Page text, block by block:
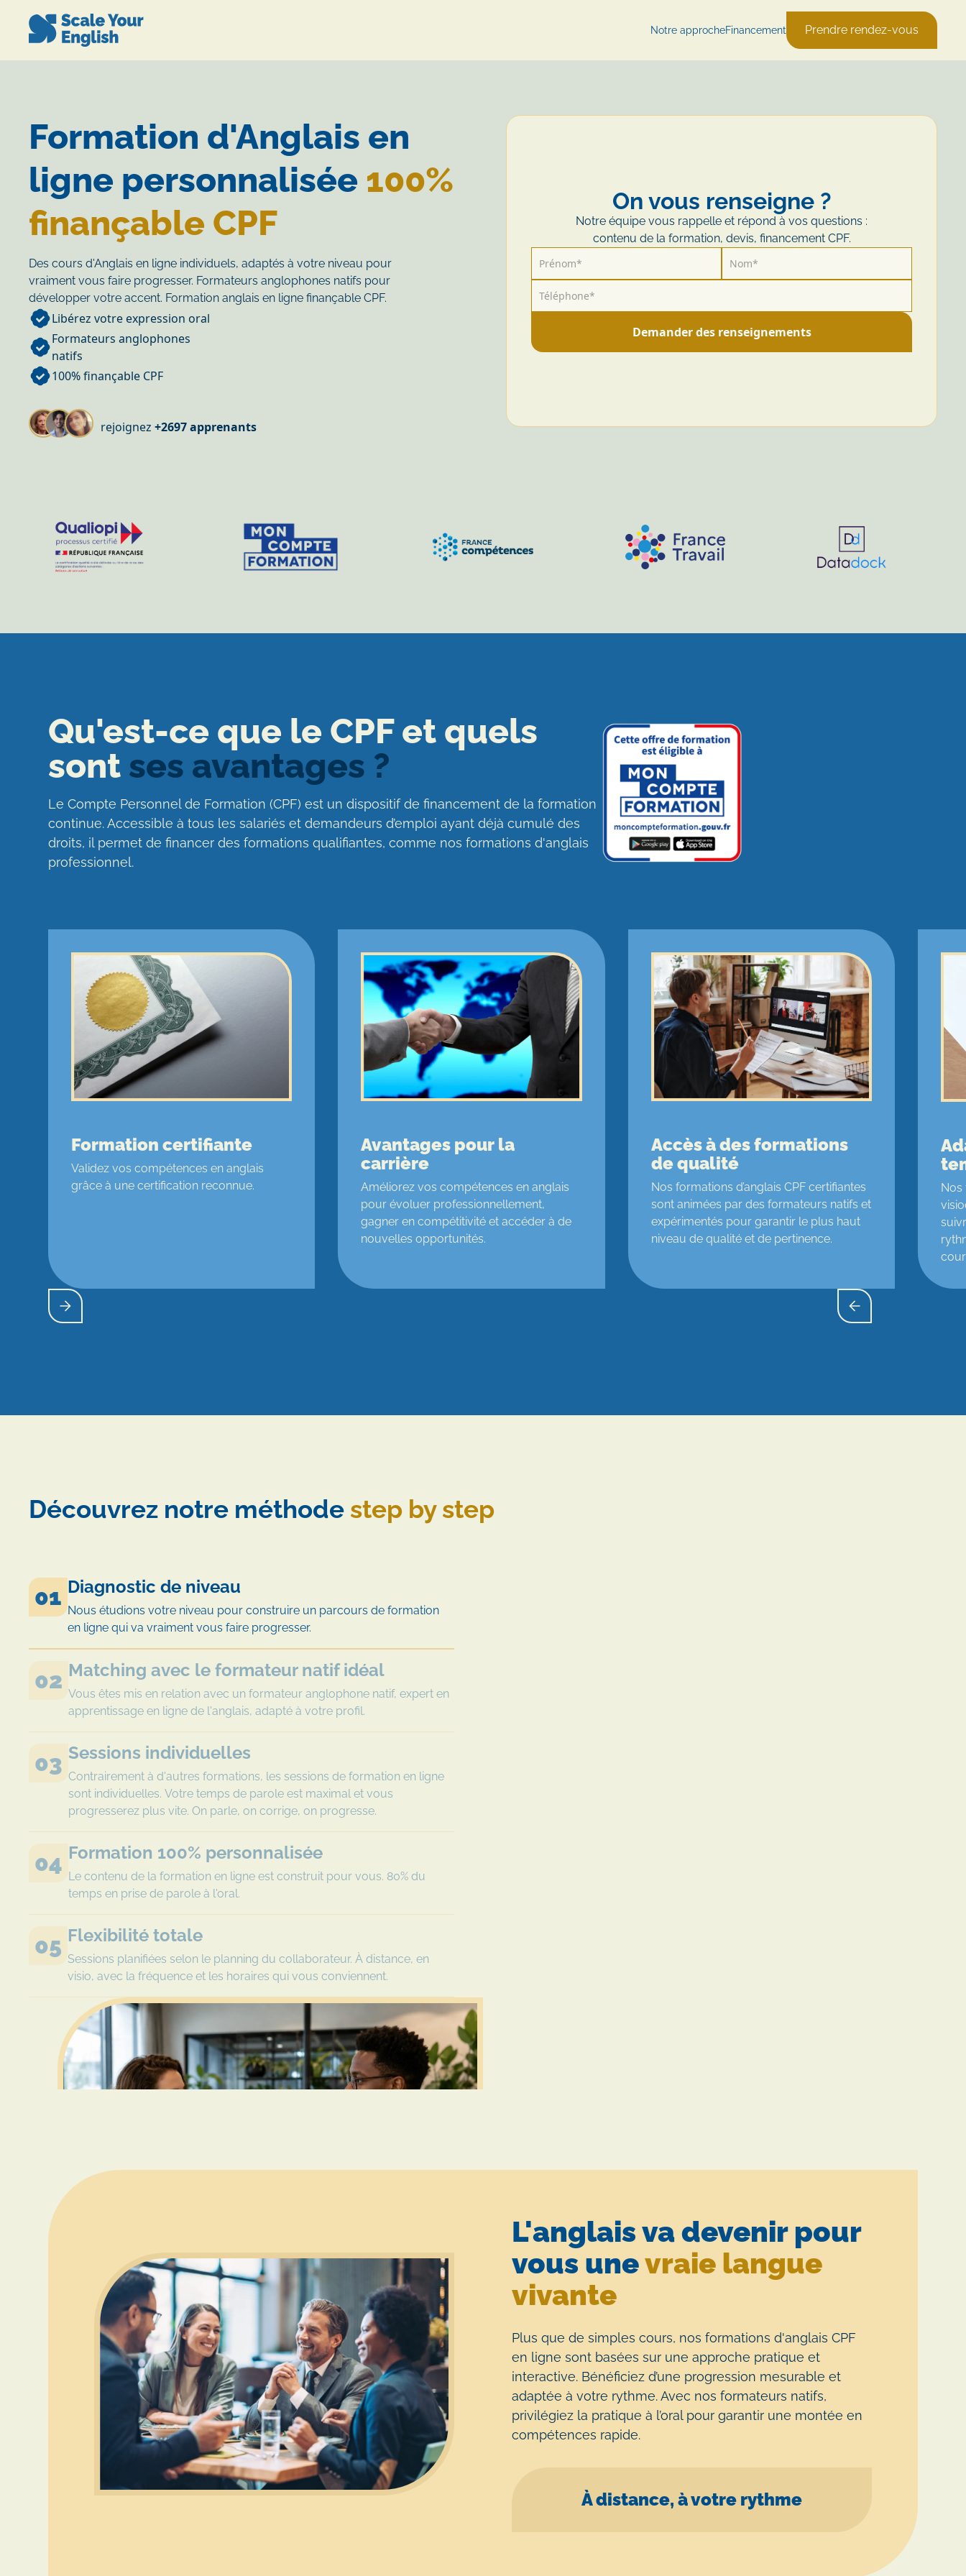
Notre approcheFinancement Prendre rendez-vous
Formation d'Anglais en
ligne personnalisée 100%
finançable CPF
Des cours d'Anglais en ligne individuels, adaptés à votre niveau pour
vraiment vous faire progresser. Formateurs anglophones natifs pour
développer votre accent. Formation anglais en ligne finançable CPF.
Libérez votre expression oral
Formateurs anglophones
natifs
100% finançable CPF
rejoignez +2697 apprenants
On vous renseigne ?
Notre équipe vous rappelle et répond à vos questions :
contenu de la formation, devis, financement CPF.
Qu'est-ce que le CPF et quels
sont ses avantages ?
Le Compte Personnel de Formation (CPF) est un dispositif de financement de la formation
continue. Accessible à tous les salariés et demandeurs d’emploi ayant déjà cumulé des
droits, il permet de financer des formations qualifiantes, comme nos formations d'anglais
professionnel.
Formation certifiante
Validez vos compétences en anglais
grâce à une certification reconnue.
Avantages pour la
carrière
Améliorez vos compétences en anglais
pour évoluer professionnellement,
gagner en compétitivité et accéder à de
nouvelles opportunités.
Accès à des formations
de qualité
Nos formations d’anglais CPF certifiantes
sont animées par des formateurs natifs et
expérimentés pour garantir le plus haut
niveau de qualité et de pertinence.
Nos
Découvrez notre méthode step by step
01 Diagnostic de niveau
Nous étudions votre niveau pour construire un parcours de formation
en ligne qui va vraiment vous faire progresser.
02 Matching avec le formateur natif idéal
Vous êtes mis en relation avec un formateur anglophone natif, expert en
apprentissage en ligne de l'anglais, adapté à votre profil.
03 Sessions individuelles
Contrairement à d'autres formations, les sessions de formation en ligne
sont individuelles. Votre temps de parole est maximal et vous
progresserez plus vite. On parle, on corrige, on progresse.
04 Formation 100% personnalisée
Le contenu de la formation en ligne est construit pour vous. 80% du
temps en prise de parole à l'oral.
05 Flexibilité totale
Sessions planifiées selon le planning du collaborateur. À distance, en
visio, avec la fréquence et les horaires qui vous conviennent.
L'anglais va devenir pour
vous unevraie langue
vivante
Plus que de simples cours, nos formations d'anglais CPF
en ligne sont basées sur une approche pratique et
interactive. Bénéficiez d’une progression mesurable et
adaptée à votre rythme. Avec nos formateurs natifs,
privilégiez la pratique à l’oral pour garantir une montée en
compétences rapide.
À distance, à votre rythme